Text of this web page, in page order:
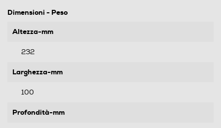
Dimensioni - Peso
Altezza-mm
232
Larghezza-mm
100
Profondità-mm